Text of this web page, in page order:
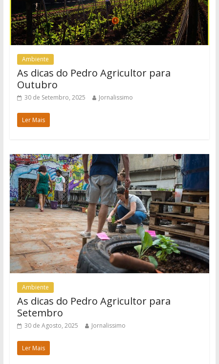
Ambiente
As dicas do Pedro Agricultor para
Outubro
30 de Setembro, 2025 Jornalissimo
Ler Mais
Ambiente
As dicas do Pedro Agricultor para
Setembro
30 de Agosto, 2025 Jornalissimo
Ler Mais